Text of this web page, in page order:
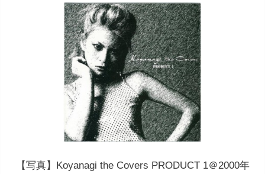
【写真】Koyanagi the Covers PRODUCT 1＠2000年